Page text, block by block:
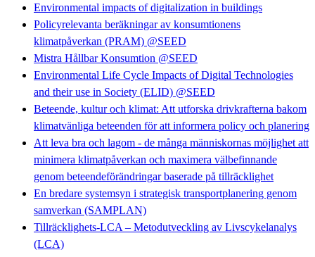
Environmental impacts of digitalization in buildings
Policyrelevanta beräkningar av konsumtionens
klimatpåverkan (PRAM) @SEED
Mistra Hållbar Konsumtion @SEED
Environmental Life Cycle Impacts of Digital Technologies
and their use in Society (ELID) @SEED
Beteende, kultur och klimat: Att utforska drivkrafterna bakom
klimatvänliga beteenden för att informera policy och planering
Att leva bra och lagom - de många människornas möjlighet att
minimera klimatpåverkan och maximera välbefinnande
genom beteendeförändringar baserade på tillräcklighet
En bredare systemsyn i strategisk transportplanering genom
samverkan (SAMPLAN)
Tillräcklighets-LCA – Metodutveckling av Livscykelanalys
(LCA)